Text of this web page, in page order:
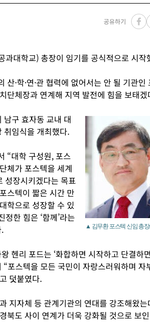
공유하기
과대학교) 총장이 임기를 공식적으로 시작
산·학·연·관 협력에 없어서는 안 될 기관
단체장과 연계해 지역 발전에 힘을 보태
▲ 김무환 포스텍 신임 총
구 효자동 교내 대
취임식을 개최했다.
“대학 구성원, 포스
체가 포스텍을 세계
성장시키겠다는 목표
스텍이 짧은 시간 만
학으로 성장할 수 있
한 힘은 ‘함께’라는
헨리 포드는 ‘화합하면 시작하고 단결하
“포스텍을 모든 국민이 자랑스러워하며
덧붙였다.
지자체 등 관계기관의 연대를 강조해왔
북도 사이 연계가 더욱 강화될 것으로 보